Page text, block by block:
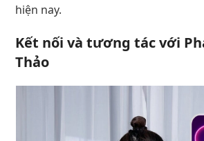
hiện nay.
Kết nối và tương tác với
Thảo